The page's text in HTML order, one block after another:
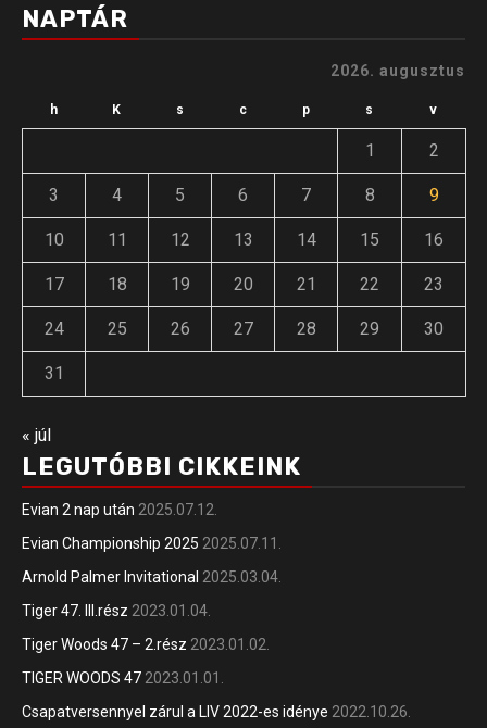
NAPTÁR
2026. augusztus
h K s c p s v
1 2
3 4 5 6 7 8 9
10 11 12 13 14 15 16
17 18 19 20 21 22 23
24 25 26 27 28 29 30
31
« júl
LEGUTÓBBI CIKKEINK
Evian 2 nap után 2025.07.12.
Evian Championship 2025 2025.07.11.
Arnold Palmer Invitational 2025.03.04.
Tiger 47. III.rész 2023.01.04.
Tiger Woods 47 – 2.rész 2023.01.02.
TIGER WOODS 47 2023.01.01.
Csapatversennyel zárul a LIV 2022-es idénye 2022.10.26.